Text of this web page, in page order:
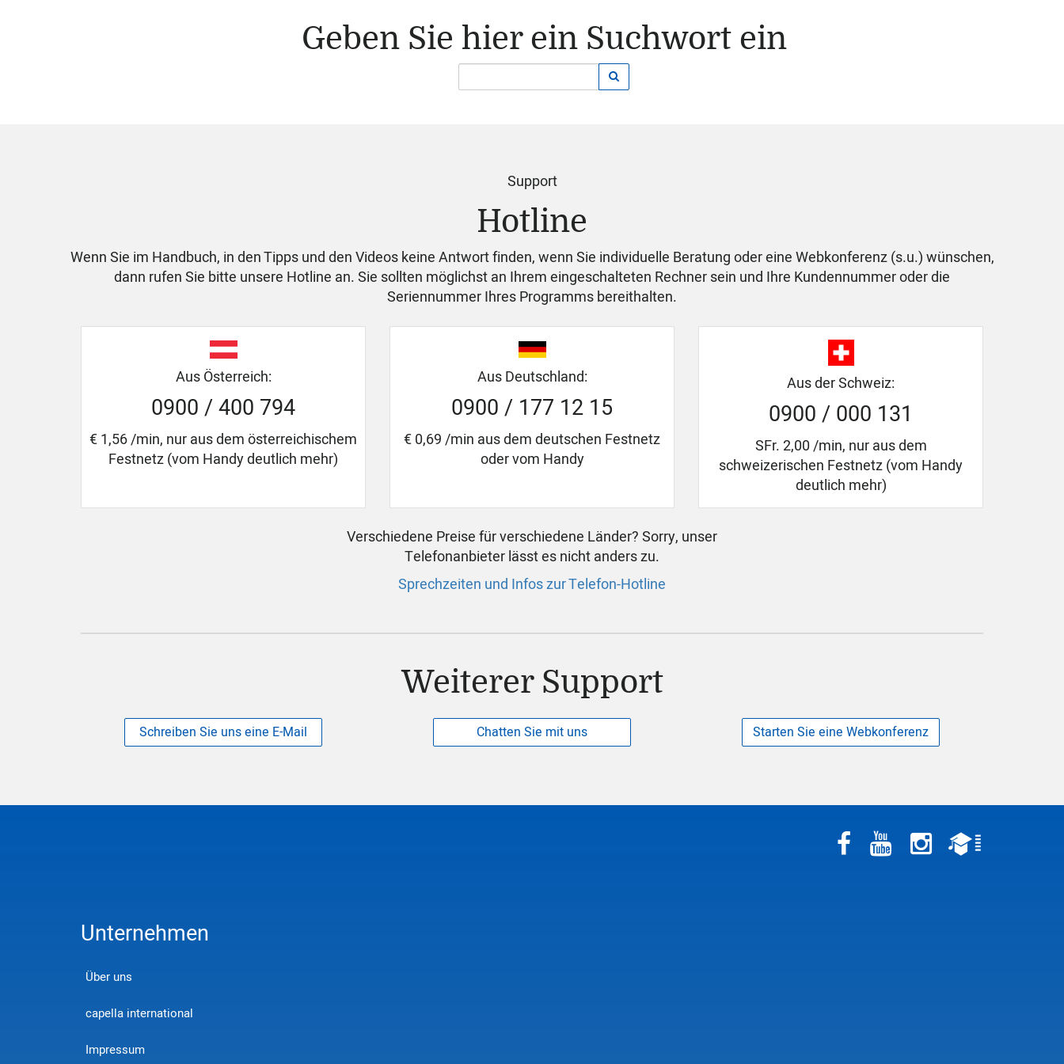
Geben Sie hier ein Suchwort ein
Support
Hotline
Wenn Sie im Handbuch, in den Tipps und den Videos keine Antwort finden, wenn Sie individuelle Beratung oder eine Webkonferenz (s.u.) wünschen,
dann rufen Sie bitte unsere Hotline an. Sie sollten möglichst an Ihrem ein­ge­schal­teten Rechner sein und Ihre Kundennummer oder die
Seriennummer Ihres Programms bereithalten.
Aus Österreich:
0900 / 400 794
€ 1,56 /min, nur aus dem österreichischem
Festnetz (vom Handy deutlich mehr)
Aus Deutschland:
0900 / 177 12 15
€ 0,69 /min aus dem deutschen Festnetz
oder vom Handy
Aus der Schweiz:
0900 / 000 131
SFr. 2,00 /min, nur aus dem
schweizerischen Festnetz (vom Handy
deutlich mehr)
Verschiedene Preise für verschiedene Länder? Sorry, unser
Telefonanbieter lässt es nicht anders zu.
Sprechzeiten und Infos zur Telefon-Hotline
Weiterer Support
Schreiben Sie uns eine E-Mail Chatten Sie mit uns Starten Sie eine Webkonferenz
Unternehmen
Über uns
capella international
Impressum